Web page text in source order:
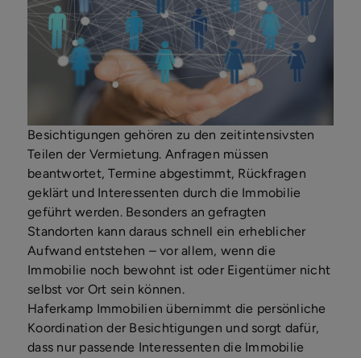
Besichtigungen gehören zu den zeitintensivsten
Teilen der Vermietung. Anfragen müssen
beantwortet, Termine abgestimmt, Rückfragen
geklärt und Interessenten durch die Immobilie
geführt werden. Besonders an gefragten
Standorten kann daraus schnell ein erheblicher
Aufwand entstehen – vor allem, wenn die
Immobilie noch bewohnt ist oder Eigentümer nicht
selbst vor Ort sein können.
Haferkamp Immobilien übernimmt die persönliche
Koordination der Besichtigungen und sorgt dafür,
dass nur passende Interessenten die Immobilie